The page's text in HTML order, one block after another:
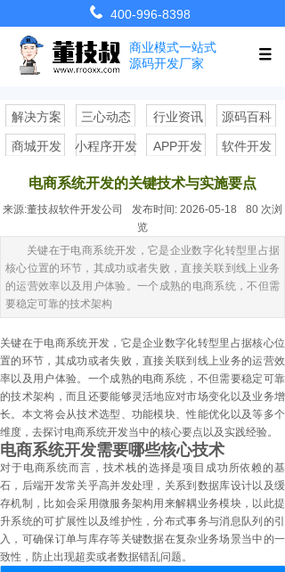
400-996-8398
商业模式一站式
源码开发厂家
解决方案 行业资讯
三心动态 源码百科
小程序开发 APP开发 软件开发
商城开发
电商系统开发的关键技术与实施要点
来源:董技叔软件开发公司 发布时间: 2026-05-18 80 次浏
览
关键在于电商系统开发，它是企业数字化转型里占据
核心位置的环节，其成功或者失败，直接关联到线上业务
的运营效率以及用户体验。一个成熟的电商系统，不但需
要稳定可靠的技术架构
关键在于电商系统开发 ，它是企业数字化转型里占据核心位
置的环节，其成功或者失败，直接关联到线上业务的运营效
率以及用户体验。一个成熟的电商系统，不但需要稳定可靠
的技术架构，而且还要能够灵活地应对市场变化以及业务增
长。本文将会从技术选型、功能模块、性能优化以及等多个
维度，去探讨电商系统开发当中的核心要点以及实践经验。
电商系统开发需要哪些核心技术
对于电商系统而言，技术栈的选择是项目成功所依赖的基
石，后端开发常关乎高并发处理，关系到数据库设计以及缓
存机制，比如会采用微服务架构用来解耦业务模块，以此提
升系统的可扩展性以及维护性，分布式事务与消息队列的引
入，可确保订单与库存等关键数据在复杂业务场景当中的一
致性，防止出现超卖或者数据错乱问题。